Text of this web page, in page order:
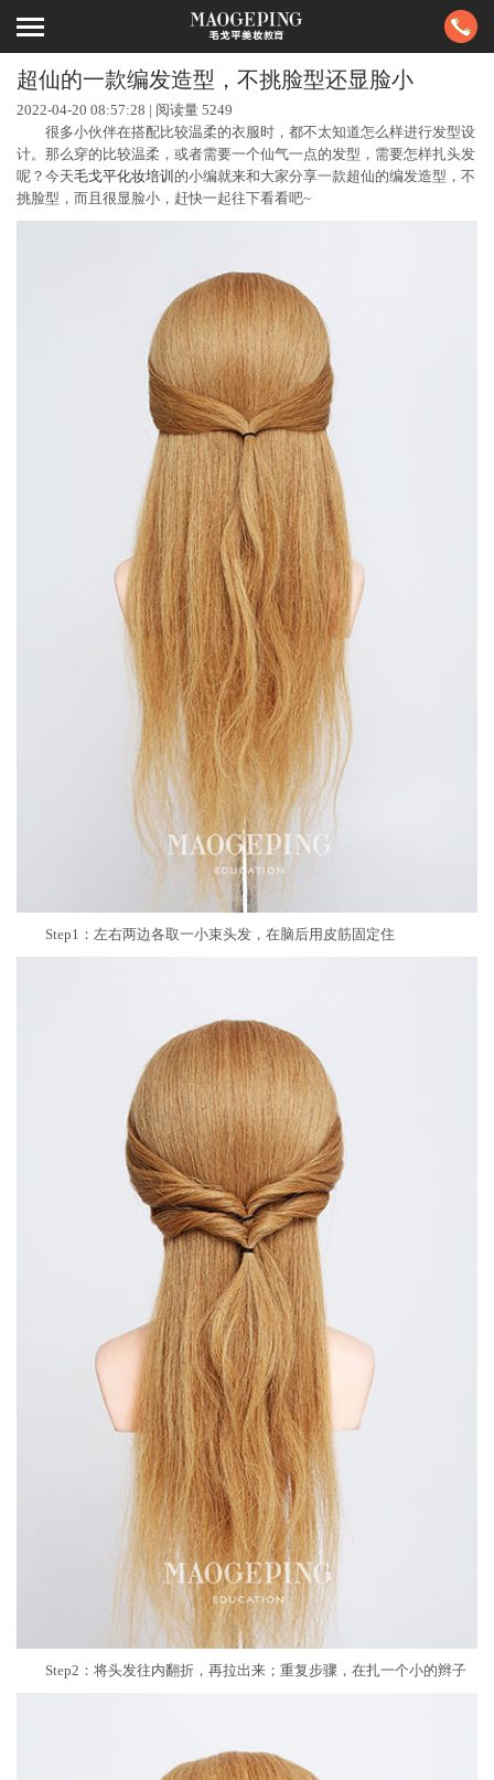
超仙的一款编发造型，不挑脸型还显脸小
2022-04-20 08:57:28 | 阅读量 5249
很多小伙伴在搭配比较温柔的衣服时，都不太知道怎么样进行发型设
计。那么穿的比较温柔，或者需要一个仙气一点的发型，需要怎样扎头发
呢？今天毛戈平化妆培训 的小编就来和大家分享一款超仙的编发造型，不
挑脸型，而且很显脸小，赶快一起往下看看吧~
Step1：左右两边各取一小束头发，在脑后用皮筋固定住
Step2：将头发往内翻折，再拉出来；重复步骤，在扎一个小的辫子